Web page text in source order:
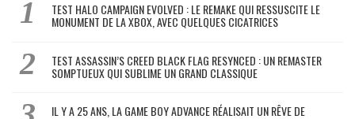
TEST HALO CAMPAIGN EVOLVED : LE REMAKE QUI RESSUSCITE LE
MONUMENT DE LA XBOX, AVEC QUELQUES CICATRICES
TEST ASSASSIN’S CREED BLACK FLAG RESYNCED : UN REMASTER
SOMPTUEUX QUI SUBLIME UN GRAND CLASSIQUE
IL Y A 25 ANS, LA GAME BOY ADVANCE RÉALISAIT UN RÊVE DE